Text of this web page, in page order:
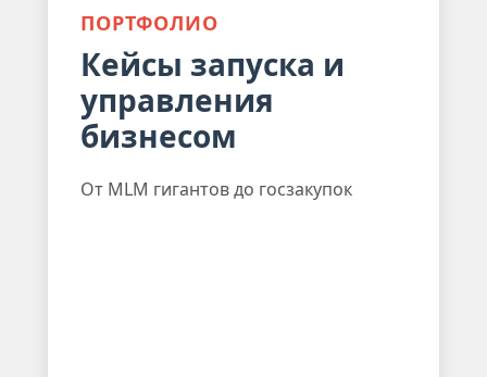
ПОРТФОЛИО
Кейсы запуска и
управления
бизнесом
От MLM гигантов до госзакупок